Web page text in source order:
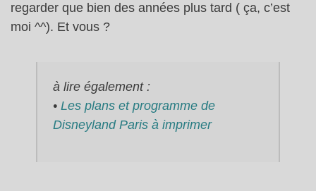
regarder que bien des années plus tard ( ça, c’est
moi ^^). Et vous ?
à lire également :
• Les plans et programme de
Disneyland Paris à imprimer